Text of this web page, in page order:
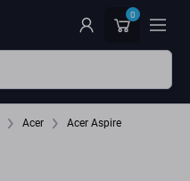
0
Acer Acer Aspire